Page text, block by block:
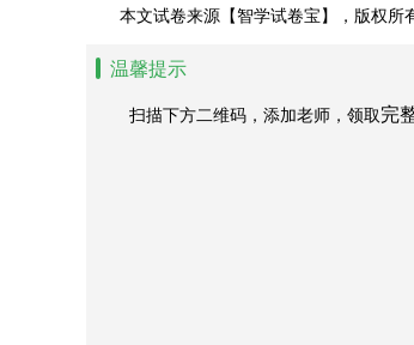
本文试卷来源【智学试卷宝】，版权所
温馨提示
扫描下方二维码，添加老师，领取完